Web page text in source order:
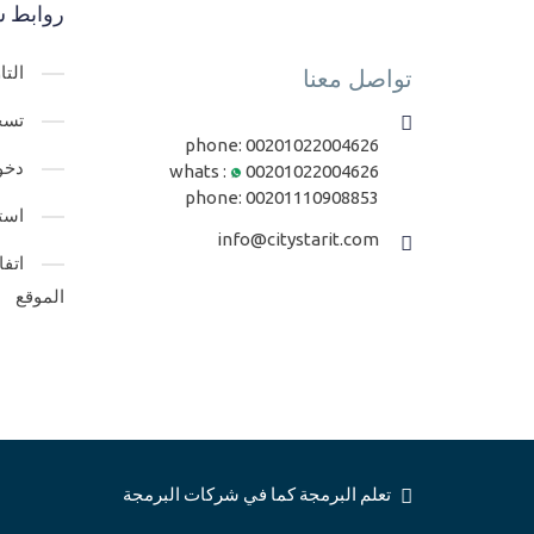
تواصل معنا
phone: 00201022004626
whats :
00201022004626
phone: 00201110908853
info@citystarit.com
روابط
الموقع
تعلم البرمجة كما في شركات البرمجة